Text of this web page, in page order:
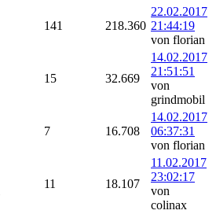
141 218.360
22.02.2017
21:44:19
von florian
15 32.669
14.02.2017
21:51:51
von
grindmobil
7 16.708
14.02.2017
06:37:31
von florian
11 18.107
11.02.2017
23:02:17
von
colinax